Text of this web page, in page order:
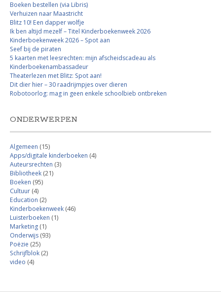
Boeken bestellen (via Libris)
Verhuizen naar Maastricht
Blitz 10! Een dapper wolfje
Ik ben altijd mezelf – Titel Kinderboekenweek 2026
Kinderboekenweek 2026 – Spot aan
Seef bij de piraten
5 kaarten met leesrechten: mijn afscheidscadeau als
Kinderboekenambassadeur
Theaterlezen met Blitz: Spot aan!
Dit dier hier – 30 raadrijmpjes over dieren
Robotoorlog: mag in geen enkele schoolbieb ontbreken
ONDERWERPEN
Algemeen (15)
Apps/digitale kinderboeken (4)
Auteursrechten (3)
Bibliotheek (21)
Boeken (95)
Cultuur (4)
Education (2)
Kinderboekenweek (46)
Luisterboeken (1)
Marketing (1)
Onderwijs (93)
Poëzie (25)
Schrijfblok (2)
video (4)